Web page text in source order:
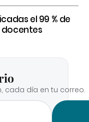
el 99 % de
docentes
cada día en tu correo.